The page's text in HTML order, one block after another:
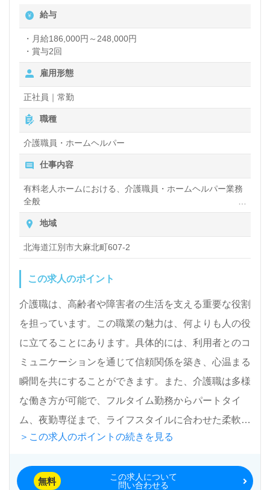
場環境、充実のOJT/各種研修制度、多彩なキャリア
パス、ICTの積極活用、ノーリフティングケア、働く
人がこころにゆとりを持ち、笑顔で安心して働ける職
場環境づくりもうれしいポイント！『ご利用者様お一
人おひとりに寄り添いたい』『最新の介護知識や技術
力を身に着けたい』『働きがいを感じながら仕事をし
たい、ご利用者様のお役に立てるキャリアを描きた
い』『転職で施設形態や環境を変えて働きたい』等の
方も大歓迎です。募集詳細等、担当コンサルタントよ
りご案内します。お問い合わせも遠慮なくお願いしま
す。
医療/福祉業界の正社員/パート求人探しは【ウィルオ
ブ介護】＊求人情報収集、将来的に検討の方も遠慮な
く＊
LINE、メール、お電話などご希望に応じてお問い合
わせ/ご相談可能です。転職相談、求人紹介、年収交
渉など完全無料サービスをご利用いただけます。＜非
公開求人も取扱いあり！＞"転職支援"のプロと一緒に
転職活動！お問い合わせお待ちしております。
給与
・月給186,000円～248,000円
・賞与2回
雇用形態
正社員｜常勤
職種
介護職員・ホームヘルパー
仕事内容
有料老人ホームにおける、介護職員・ホームヘルパー業務
全般
入浴や排せつ、食事などの身体的サポートや、買い物や掃
除、洗濯など日常生活のサポートなど
地域
北海道江別市大麻北町607-2
この求人のポイント
介護職は、高齢者や障害者の生活を支える重要な役割
を担っています。この職業の魅力は、何よりも人の役
に立てることにあります。具体的には、利用者とのコ
ミュニケーションを通じて信頼関係を築き、心温まる
瞬間を共にすることができます。また、介護職は多様
な働き方が可能で、フルタイム勤務からパートタイ
ム、夜勤専従まで、ライフスタイルに合わせた柔軟な
シフトが選択できます。これにより、家庭やプライベ
ます。さらに、業界の需要は高まっているため、安定
＞この求人のポイントの続きを見る
無料
この求人について
問い合わせる